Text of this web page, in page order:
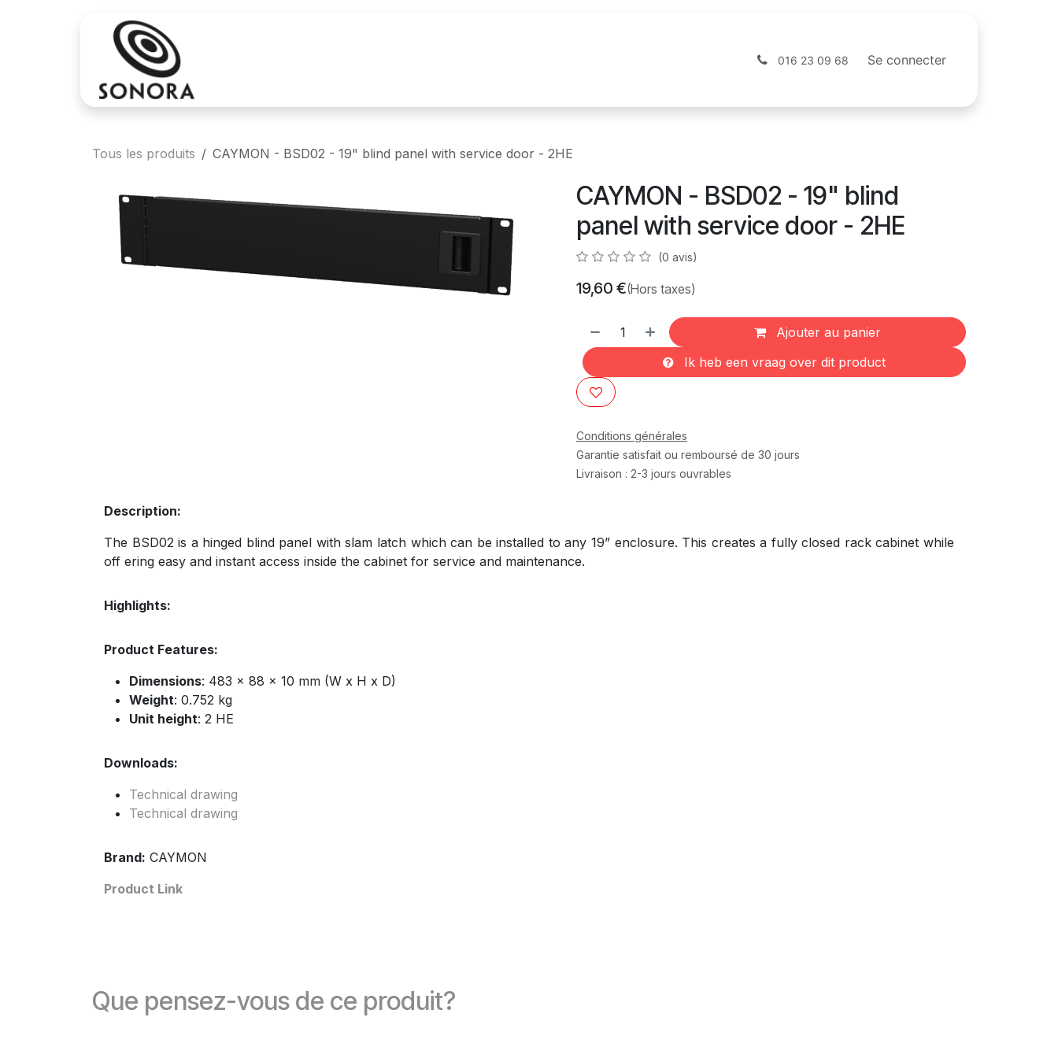
Contactez-nous Webshop
016 23 09 68 Se connecter
Tous les produits CAYMON - BSD02 - 19" blind panel with service door - 2HE
CAYMON - BSD02 - 19" blind
panel with service door - 2HE
(0 avis)
19,60 €(Hors taxes)
Ajouter au panier
Ik heb een vraag over dit product
Conditions générales
Garantie satisfait ou remboursé de 30 jours
Livraison : 2-3 jours ouvrables
Description:
The BSD02 is a hinged blind panel with slam latch which can be installed to any 19” enclosure. This creates a fully closed rack cabinet while
off ering easy and instant access inside the cabinet for service and maintenance.
Highlights:
Product Features:
Dimensions: 483 x 88 x 10 mm (W x H x D)
Weight: 0.752 kg
Unit height: 2 HE
Downloads:
Technical drawing
Technical drawing
Brand: CAYMON
Product Link
Que pensez-vous de ce produit?